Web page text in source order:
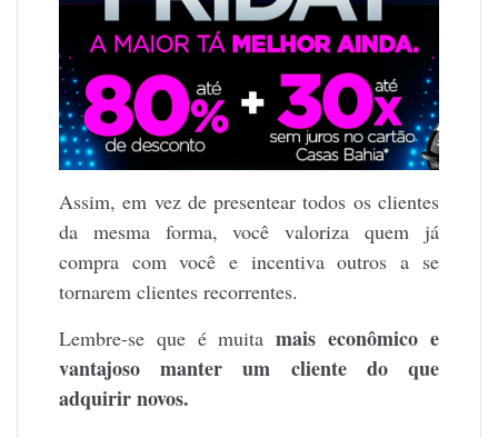
Assim, em vez de presentear todos os clientes
da mesma forma, você valoriza quem já
compra com você e incentiva outros a se
tornarem clientes recorrentes.
Lembre-se que é muitamais econômico e
vantajoso manter um cliente do que
adquirir novos.